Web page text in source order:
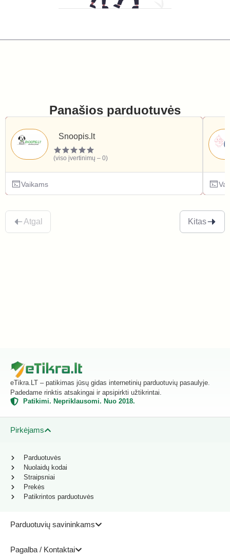
Panašios parduotuvės
Snoopis.lt
(viso įvertinimų – 0)
Vaikams
Atgal Kitas
eTikra.LT – patikimas jūsų gidas internetinių parduotuvių pasaulyje.
Padedame rinktis atsakingai ir apsipirkti užtikrintai.
Patikimi. Nepriklausomi. Nuo 2018.
Pirkėjams
Parduotuvių savininkams
Pagalba / Kontaktai
Parduotuvės
Nuolaidų kodai
Straipsniai
Prekės
Patikrintos parduotuvės